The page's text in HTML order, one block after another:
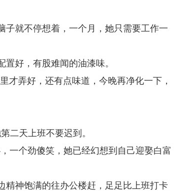
子就不停想着，一个月，她只需要工作一
好，有股难闻的油漆味。
才弄好，还有点味道，今晚再净化一下，
二天上班不要迟到。
一个劲傻笑，她已经幻想到自己迎娶白富
精神饱满的往办公楼赶，足足比上班打卡